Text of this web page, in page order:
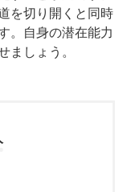
を切り開くと同時
。自身の潜在能力
ましょう。